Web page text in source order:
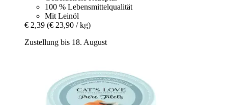
100 % Lebensmittelqualität
Mit Leinöl
€ 2,39 (€ 23,90 / kg)
Zustellung bis 18. August